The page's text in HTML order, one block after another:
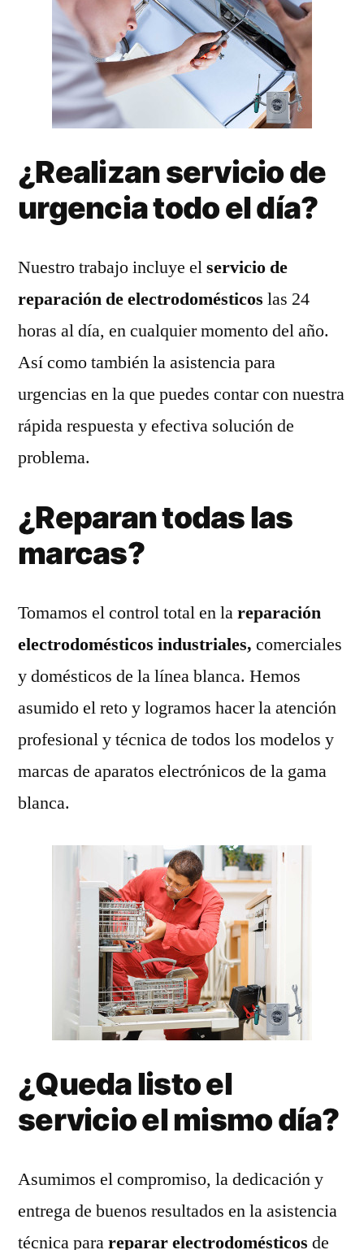
¿Realizan servicio de
urgencia todo el día?
Nuestro trabajo incluye elservicio de
reparación de electrodomésticos las 24
horas al día, en cualquier momento del año.
Así como también la asistencia para
urgencias en la que puedes contar con nuestra
rápida respuesta y efectiva solución de
problema.
¿Reparan todas las
marcas?
Tomamos el control total en lareparación
electrodomésticos industriales, comerciales
y domésticos de la línea blanca. Hemos
asumido el reto y logramos hacer la atención
profesional y técnica de todos los modelos y
marcas de aparatos electrónicos de la gama
blanca.
¿Queda listo el
servicio el mismo día?
Asumimos el compromiso, la dedicación y
entrega de buenos resultados en la asistencia
técnica parareparar electrodomésticos de